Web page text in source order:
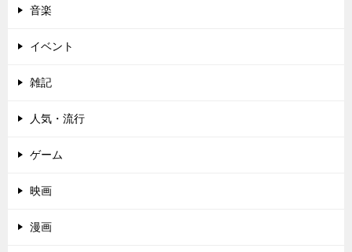
音楽
イベント
雑記
人気・流行
ゲーム
映画
漫画